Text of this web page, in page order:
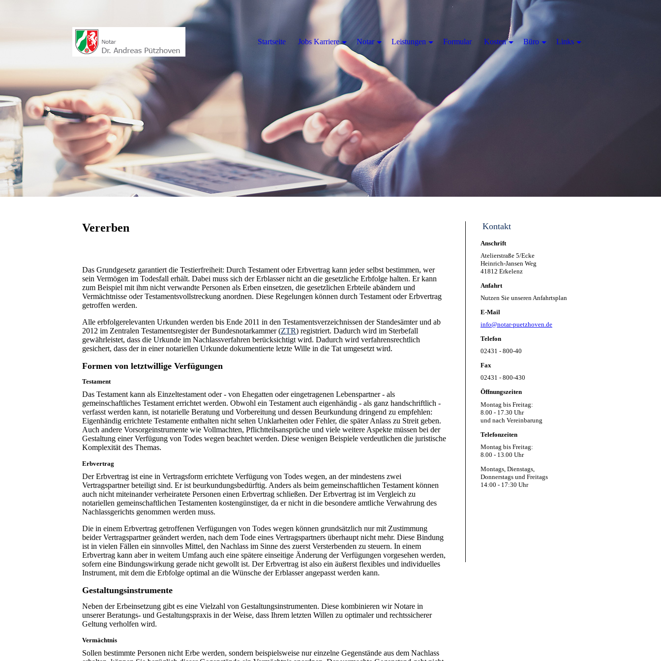
Vererben
Das Grundgesetz garantiert die Testierfreiheit: Durch Testament oder Erbvertrag kann jeder selbst bestimmen, wer
sein Vermögen im Todesfall erhält. Dabei muss sich der Erblasser nicht an die gesetzliche Erbfolge halten. Er kann
zum Beispiel mit ihm nicht verwandte Personen als Erben einsetzen, die gesetzlichen Erbteile abändern und
Vermächtnisse oder Testamentsvollstreckung anordnen. Diese Regelungen können durch Testament oder Erbvertrag
getroffen werden.
Alle erbfolgerelevanten Urkunden werden bis Ende 2011 in den Testamentsverzeichnissen der Standesämter und ab
2012 im Zentralen Testamentsregister der Bundesnotarkammer (ZTR) registriert. Dadurch wird im Sterbefall
gewährleistet, dass die Urkunde im Nachlassverfahren berücksichtigt wird. Dadurch wird verfahrensrechtlich
gesichert, dass der in einer notariellen Urkunde dokumentierte letzte Wille in die Tat umgesetzt wird.
Formen von letztwillige Verfügungen
Testament
Das Testament kann als Einzeltestament oder - von Ehegatten oder eingetragenen Lebenspartner - als
gemeinschaftliches Testament errichtet werden. Obwohl ein Testament auch eigenhändig - als ganz handschriftlich -
verfasst werden kann, ist notarielle Beratung und Vorbereitung und dessen Beurkundung dringend zu empfehlen:
Eigenhändig errichtete Testamente enthalten nicht selten Unklarheiten oder Fehler, die später Anlass zu Streit geben.
Auch andere Vorsorgeinstrumente wie Vollmachten, Pflichtteilsansprüche und viele weitere Aspekte müssen bei der
Gestaltung einer Verfügung von Todes wegen beachtet werden. Diese wenigen Beispiele verdeutlichen die juristische
Komplexität des Themas.
Erbvertrag
Der Erbvertrag ist eine in Vertragsform errichtete Verfügung von Todes wegen, an der mindestens zwei
Vertragspartner beteiligt sind. Er ist beurkundungsbedürftig. Anders als beim gemeinschaftlichen Testament können
auch nicht miteinander verheiratete Personen einen Erbvertrag schließen. Der Erbvertrag ist im Vergleich zu
notariellen gemeinschaftlichen Testamenten kostengünstiger, da er nicht in die besondere amtliche Verwahrung des
Nachlassgerichts genommen werden muss.
Die in einem Erbvertrag getroffenen Verfügungen von Todes wegen können grundsätzlich nur mit Zustimmung
beider Vertragspartner geändert werden, nach dem Tode eines Vertragspartners überhaupt nicht mehr. Diese Bindung
ist in vielen Fällen ein sinnvolles Mittel, den Nachlass im Sinne des zuerst Versterbenden zu steuern. In einem
Erbvertrag kann aber in weitem Umfang auch eine spätere einseitige Änderung der Verfügungen vorgesehen werden,
sofern eine Bindungswirkung gerade nicht gewollt ist. Der Erbvertrag ist also ein äußerst flexibles und individuelles
Instrument, mit dem die Erbfolge optimal an die Wünsche der Erblasser angepasst werden kann.
Gestaltungsinstrumente
Neben der Erbeinsetzung gibt es eine Vielzahl von Gestaltungsinstrumenten. Diese kombinieren wir Notare in
unserer Beratungs- und Gestaltungspraxis in der Weise, dass Ihrem letzten Willen zu optimaler und rechtssicherer
Geltung verholfen wird.
Vermächtnis
Sollen bestimmte Personen nicht Erbe werden, sondern beispielsweise nur einzelne Gegenstände aus dem Nachlass
Kontakt
Anschrift
Atelierstraße 5/Ecke
Heinrich-Jansen Weg
41812 Erkelenz
Anfahrt
Nutzen Sie unseren Anfahrtsplan
E-Mail
info@notar-puetzhoven.de
Telefon
02431 - 800-40
Fax
02431 - 800-430
Öffnungszeiten
Montag bis Freitag:
8.00 - 17.30 Uhr
und nach Vereinbarung
Telefonzeiten
Montag bis Freitag:
8.00 - 13.00 Uhr
Montags, Dienstags,
Donnerstags und Freitags
14:00 - 17:30 Uhr
Startseite Jobs Karriere Notar Leistungen Formular Kosten Büro Links